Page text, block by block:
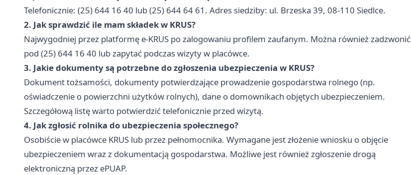
Telefonicznie: (25) 644 16 40 lub (25) 644 64 61. Adres siedziby: ul. Brzeska 39, 08-110 Siedlce.
2. Jak sprawdzić ile mam składek w KRUS?
Najwygodniej przez platformę e-KRUS po zalogowaniu profilem zaufanym. Można również zadzwonić
pod (25) 644 16 40 lub zapytać podczas wizyty w placówce.
3. Jakie dokumenty są potrzebne do zgłoszenia ubezpieczenia w KRUS?
Dokument tożsamości, dokumenty potwierdzające prowadzenie gospodarstwa rolnego (np.
oświadczenie o powierzchni użytków rolnych), dane o domownikach objętych ubezpieczeniem.
Szczegółową listę warto potwierdzić telefonicznie przed wizytą.
4. Jak zgłosić rolnika do ubezpieczenia społecznego?
Osobiście w placówce KRUS lub przez pełnomocnika. Wymagane jest złożenie wniosku o objęcie
ubezpieczeniem wraz z dokumentacją gospodarstwa. Możliwe jest również zgłoszenie drogą
elektroniczną przez ePUAP.